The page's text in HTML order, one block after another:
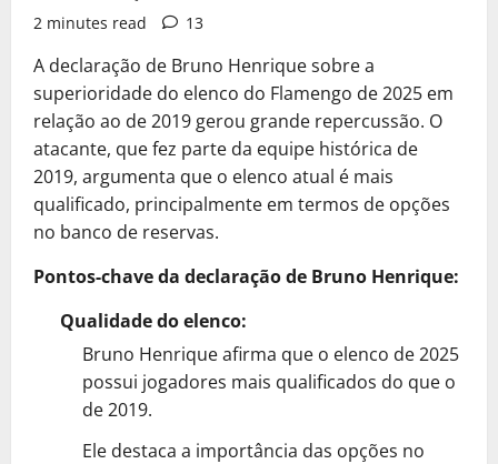
2 minutes read
13
A declaração de Bruno Henrique sobre a
superioridade do elenco do Flamengo de 2025 em
relação ao de 2019 gerou grande repercussão. O
atacante, que fez parte da equipe histórica de
2019, argumenta que o elenco atual é mais
qualificado, principalmente em termos de opções
no banco de reservas.
Pontos-chave da declaração de Bruno Henrique:
Qualidade do elenco:
Bruno Henrique afirma que o elenco de 2025
possui jogadores mais qualificados do que o
de 2019.
Ele destaca a importância das opções no